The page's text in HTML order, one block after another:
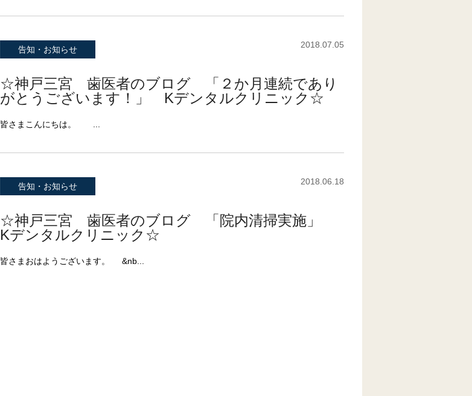
告知・お知らせ 2018.07.05
☆神戸三宮 歯医者のブログ 「２か月連続であり
がとうございます！」 Kデンタルクリニック☆
皆さまこんにちは。 ...
告知・お知らせ 2018.06.18
☆神戸三宮 歯医者のブログ 「院内清掃実施」
Kデンタルクリニック☆
皆さまおはようございます。 &nb...